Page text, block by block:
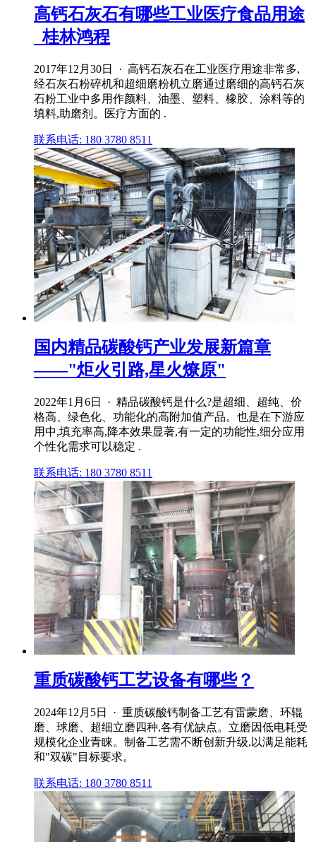
高钙石灰石有哪些工业医疗食品用途
_桂林鸿程
2017年12月30日 · 高钙石灰石在工业医疗用途非常多,
经石灰石粉碎机和超细磨粉机立磨通过磨细的高钙石灰
石粉工业中多用作颜料、油墨、塑料、橡胶、涂料等的
填料,助磨剂。医疗方面的 .
联系电话: 180 3780 8511
国内精品碳酸钙产业发展新篇章
——"炬火引路,星火燎原"
2022年1月6日 · 精品碳酸钙是什么?是超细、超纯、价
格高、绿色化、功能化的高附加值产品。也是在下游应
用中,填充率高,降本效果显著,有一定的功能性,细分应用
个性化需求可以稳定 .
联系电话: 180 3780 8511
重质碳酸钙工艺设备有哪些？
2024年12月5日 · 重质碳酸钙制备工艺有雷蒙磨、环辊
磨、球磨、超细立磨四种,各有优缺点。立磨因低电耗受
规模化企业青睐。制备工艺需不断创新升级,以满足能耗
和"双碳"目标要求。
联系电话: 180 3780 8511